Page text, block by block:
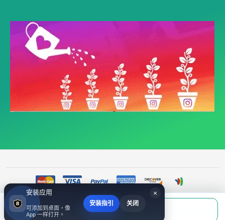
当前应付
￥0.00 填写账号后购买
©518fans.com ins刷粉自助平台- ins买粉丝|ins涨粉|ins刷粉丝|- ins粉丝包月赞, 全都
×
安装应用
可添加到桌面，像
App 一样打开。
安装指引 关闭